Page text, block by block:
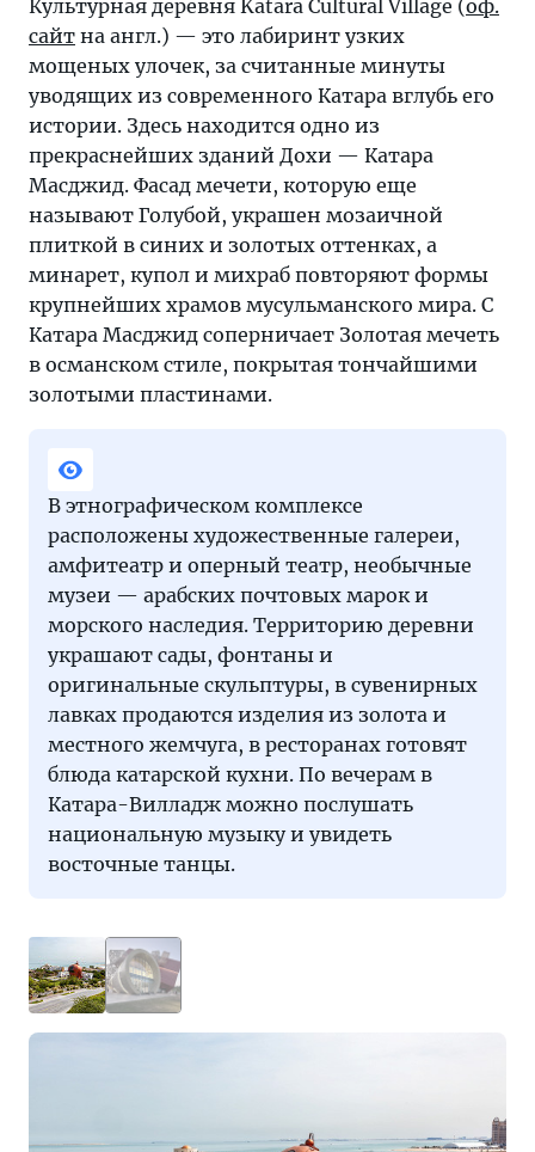
Культурная деревня Katara Cultural Village (оф.
сайт на англ.) — это лабиринт узких
мощеных улочек, за считанные минуты
уводящих из современного Катара вглубь его
истории. Здесь находится одно из
прекраснейших зданий Дохи — Катара
Масджид. Фасад мечети, которую еще
называют Голубой, украшен мозаичной
плиткой в синих и золотых оттенках, а
минарет, купол и михраб повторяют формы
крупнейших храмов мусульманского мира. С
Катара Масджид соперничает Золотая мечеть
в османском стиле, покрытая тончайшими
золотыми пластинами.
В этнографическом комплексе
расположены художественные галереи,
амфитеатр и оперный театр, необычные
музеи — арабских почтовых марок и
морского наследия. Территорию деревни
украшают сады, фонтаны и
оригинальные скульптуры, в сувенирных
лавках продаются изделия из золота и
местного жемчуга, в ресторанах готовят
блюда катарской кухни. По вечерам в
Катара-Вилладж можно послушать
национальную музыку и увидеть
восточные танцы.